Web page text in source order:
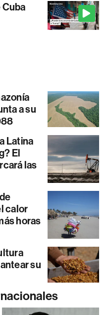
a su
Latina
El
las
calor
horas
su